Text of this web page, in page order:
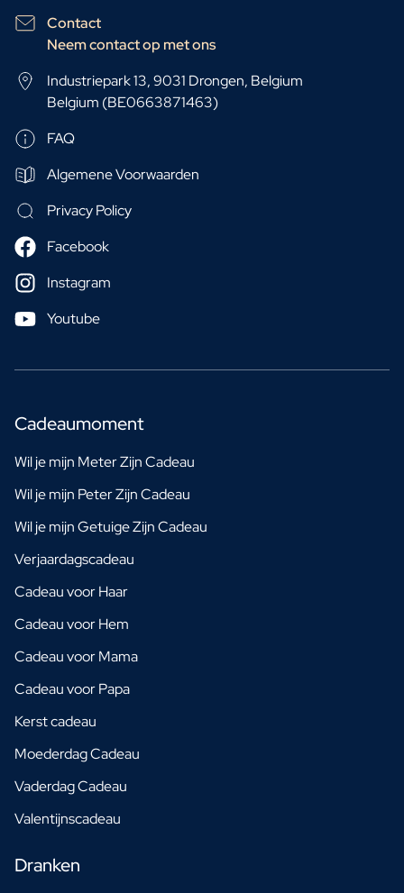
Contact
Neem contact op met ons
Industriepark 13, 9031 Drongen, Belgium
Belgium (BE0663871463)
FAQ
Algemene Voorwaarden
Privacy Policy
Facebook
Instagram
Youtube
Cadeaumoment
Wil je mijn Meter Zijn Cadeau
Wil je mijn Peter Zijn Cadeau
Wil je mijn Getuige Zijn Cadeau
Verjaardagscadeau
Cadeau voor Haar
Cadeau voor Hem
Cadeau voor Mama
Cadeau voor Papa
Kerst cadeau
Moederdag Cadeau
Vaderdag Cadeau
Valentijnscadeau
Dranken